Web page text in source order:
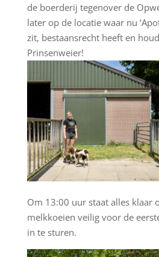
de boerderij tegenover de
later op de locatie waar nu
zit, bestaansrecht heeft en
Prinsenweier!
Om 13:00 uur staat alles klaar
melkkoeien veilig voor de
in te sturen.